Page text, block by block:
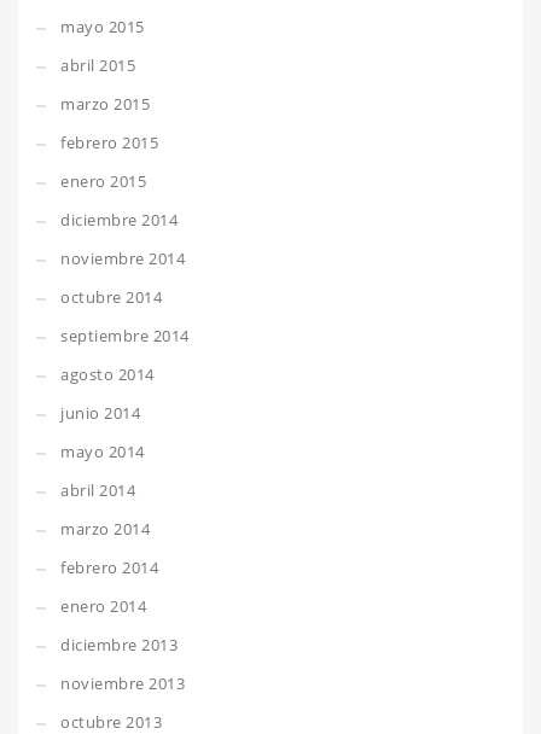
mayo 2015
abril 2015
marzo 2015
febrero 2015
enero 2015
diciembre 2014
noviembre 2014
octubre 2014
septiembre 2014
agosto 2014
junio 2014
mayo 2014
abril 2014
marzo 2014
febrero 2014
enero 2014
diciembre 2013
noviembre 2013
octubre 2013